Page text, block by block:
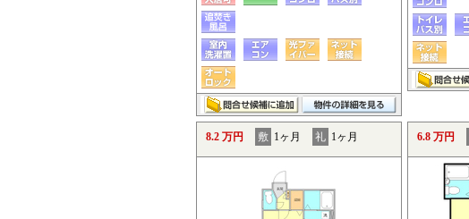
8.2 万円 敷 1ヶ月 礼 1ヶ月 6.8 万円